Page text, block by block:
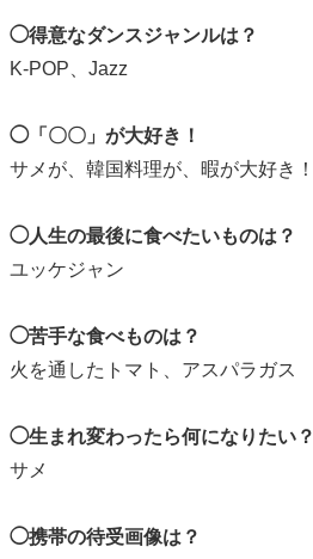
◯得意なダンスジャンルは？
K‐POP、Jazz
◯「〇〇」が大好き！
サメが、韓国料理が、暇が大好き！
◯人生の最後に食べたいものは？
ユッケジャン
◯苦手な食べものは？
火を通したトマト、アスパラガス
◯生まれ変わったら何になりたい？
サメ
◯携帯の待受画像は？